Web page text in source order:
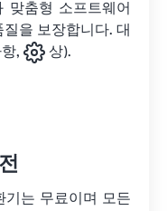
맞춤형 소프트웨어
을 보장합니다. 대
,
상).
기는 무료이며 모든